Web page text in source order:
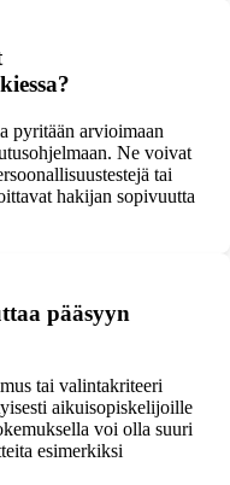
pyritään arvioimaan
Ne voivat
tai
hakijan sopivuutta
pääsyyn
tai valintakriteeri
aikuisopiskelijoille
voi olla suuri
esimerkiksi